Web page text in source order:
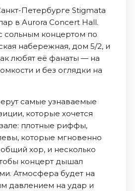
Петербурге Stigmata
в Aurora Concert Hall.
сольным концертом по
набережная, дом 5/2, и
любят её фанаты — на
и без оглядки на
самые узнаваемые
которые хочется
зале: плотные риффы,
которые мгновенно
хор, и несколько
концерт дышал
Атмосфера будет на
давлением на удар и